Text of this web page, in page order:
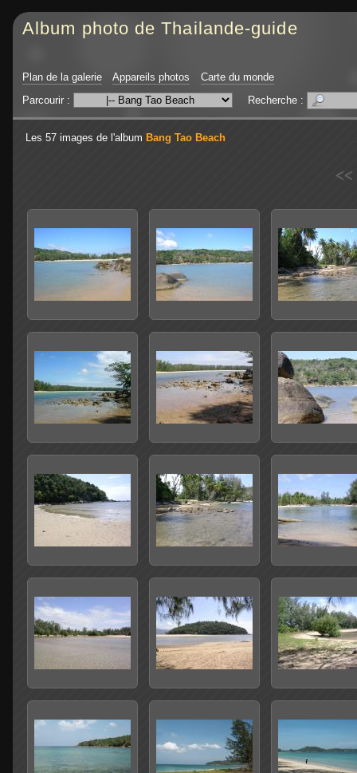
Album photo de Thailande-guide
Plan de la galerie Appareils photos
Carte du monde
Parcourir :
Recherche :
Les 57 images de l'album Bang Tao Beach
<<